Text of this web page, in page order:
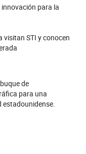
para la
visitan STI y conocen
de
para una
estadounidense.